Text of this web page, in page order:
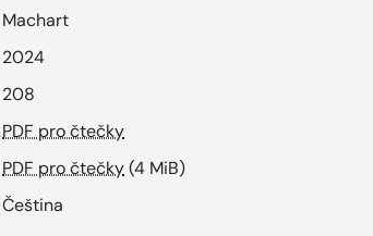
Machart
2024
208
PDF pro čtečky
PDF pro čtečky(4 MiB)
Čeština